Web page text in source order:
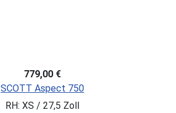
779,00 €
SCOTT Aspect 750
RH: XS / 27,5 Zoll